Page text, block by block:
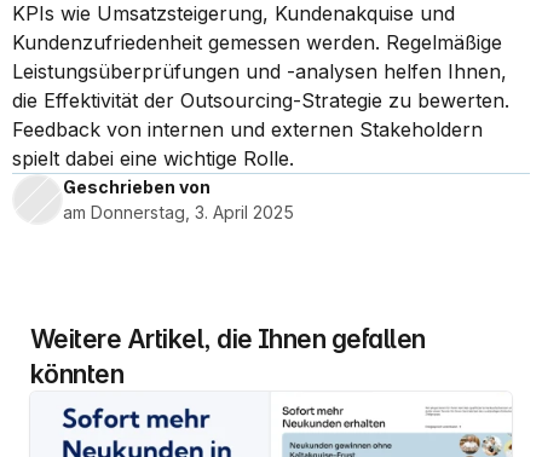
KPIs wie Umsatzsteigerung, Kundenakquise und
Kundenzufriedenheit gemessen werden. Regelmäßige
Leistungsüberprüfungen und -analysen helfen Ihnen,
die Effektivität der Outsourcing-Strategie zu bewerten.
Feedback von internen und externen Stakeholdern
spielt dabei eine wichtige Rolle.
Geschrieben von
am Donnerstag, 3. April 2025
Weitere Artikel, die Ihnen gefallen
könnten